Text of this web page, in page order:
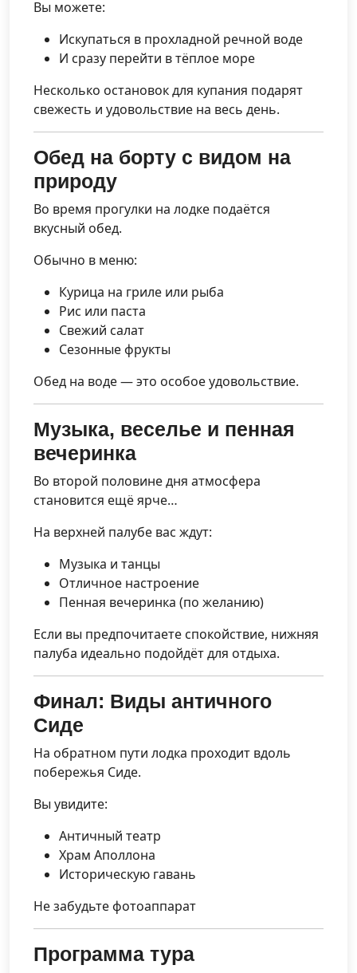
Вы можете:
Искупаться в прохладной речной воде
И сразу перейти в тёплое море
Несколько остановок для купания подарят
свежесть и удовольствие на весь день.
Обед на борту с видом на
природу
Во время прогулки на лодке подаётся
вкусный обед.
Обычно в меню:
Курица на гриле или рыба
Рис или паста
Свежий салат
Сезонные фрукты
Обед на воде — это особое удовольствие.
Музыка, веселье и пенная
вечеринка
Во второй половине дня атмосфера
становится ещё ярче…
На верхней палубе вас ждут:
Музыка и танцы
Отличное настроение
Пенная вечеринка (по желанию)
Если вы предпочитаете спокойствие, нижняя
палуба идеально подойдёт для отдыха.
Финал: Виды античного
Сиде
На обратном пути лодка проходит вдоль
побережья Сиде.
Вы увидите:
Античный театр
Храм Аполлона
Историческую гавань
Не забудьте фотоаппарат
Программа тура